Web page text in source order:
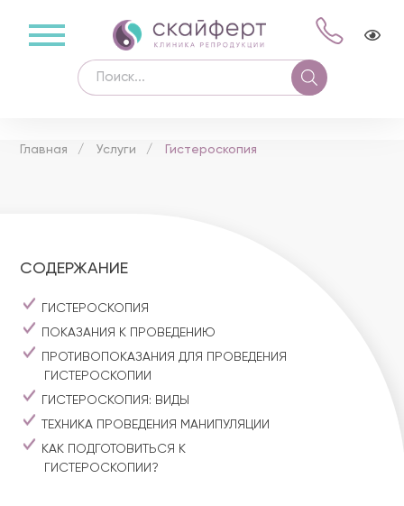
Главная Услуги Гистероскопия
СОДЕРЖАНИЕ
ГИСТЕРОСКОПИЯ
ПОКАЗАНИЯ К ПРОВЕДЕНИЮ
ПРОТИВОПОКАЗАНИЯ ДЛЯ ПРОВЕДЕНИЯ
ГИСТЕРОСКОПИИ
ГИСТЕРОСКОПИЯ: ВИДЫ
ТЕХНИКА ПРОВЕДЕНИЯ МАНИПУЛЯЦИИ
КАК ПОДГОТОВИТЬСЯ К
ГИСТЕРОСКОПИИ?